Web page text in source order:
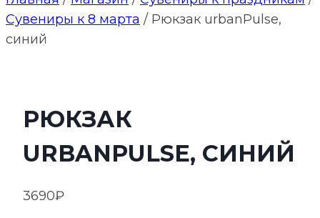
Сувениры к 8 марта / Рюкзак urbanPulse,
синий
РЮКЗАК
URBANPULSE, СИНИЙ
3690₽